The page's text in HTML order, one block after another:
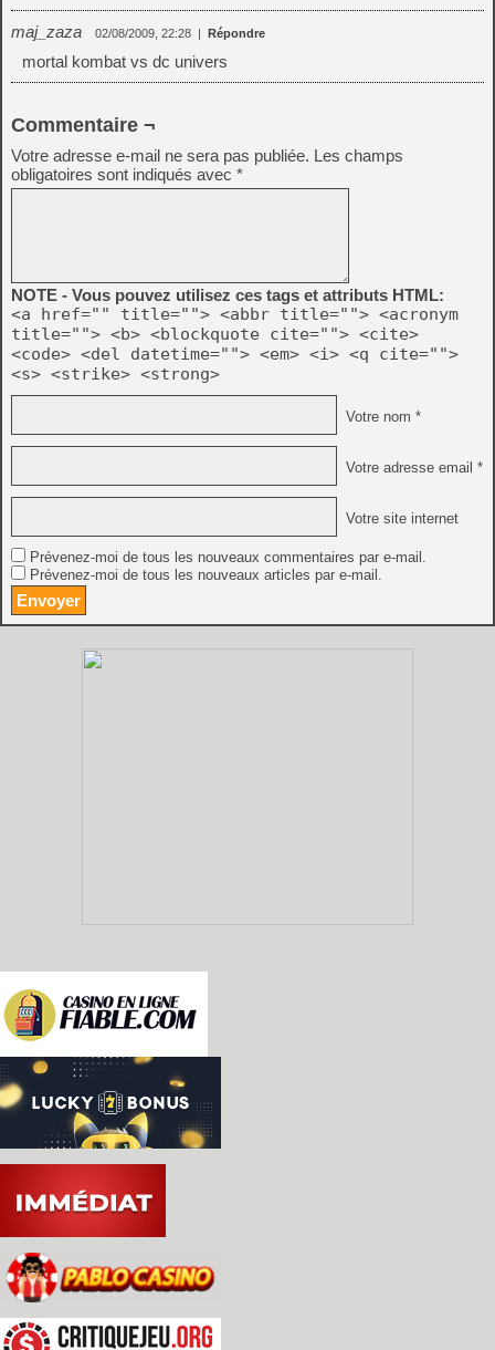
maj_zaza 02/08/2009, 22:28 | Répondre
mortal kombat vs dc univers
Commentaire ¬
Votre adresse e-mail ne sera pas publiée. Les champs
obligatoires sont indiqués avec *
NOTE - Vous pouvez utilisez ces tags et attributs HTML:
<a href="" title=""> <abbr title=""> <acronym
title=""> <b> <blockquote cite=""> <cite>
<code> <del datetime=""> <em> <i> <q cite="">
<s> <strike> <strong>
Votre nom *
Votre adresse email *
Votre site internet
Prévenez-moi de tous les nouveaux commentaires par e-mail.
Prévenez-moi de tous les nouveaux articles par e-mail.